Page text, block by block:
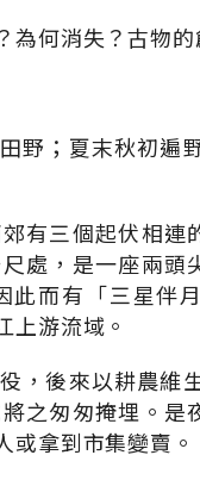
何消失？古物的
野；夏末秋初遍
有三個起伏相連
處，是一座兩頭
而有「三星伴
上游流域。
，後來以耕農維
之匆匆掩埋。是
或拿到市集變賣。